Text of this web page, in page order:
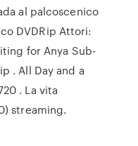
al palcoscenico
DVDRip Attori:
for Anya Sub-
. All Day and a
. La vita
streaming.